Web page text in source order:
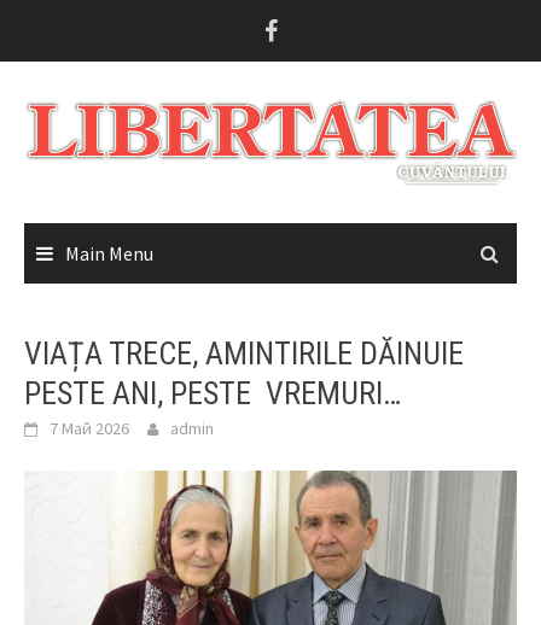
Main Menu
VIAȚA TRECE, AMINTIRILE DĂINUIE
PESTE ANI, PESTE VREMURI…
7 Май 2026 admin